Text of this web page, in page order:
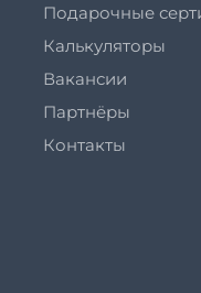
Подарочные
Калькуляторы
Вакансии
Партнёры
Контакты